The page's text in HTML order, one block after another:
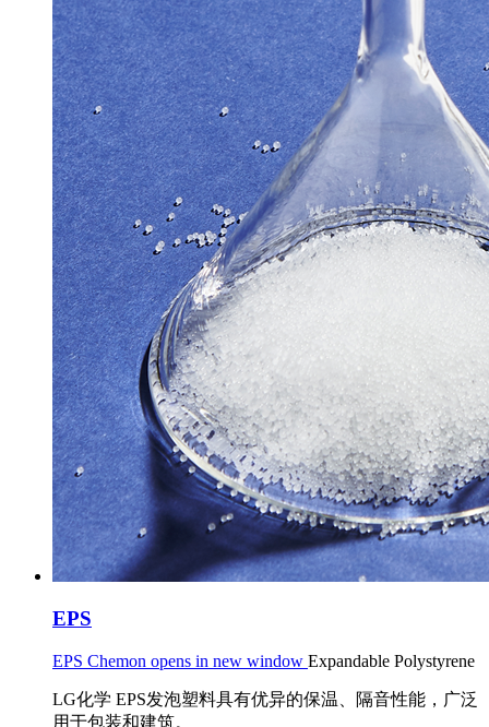
EPS
EPS Chemon opens in new window Expandable Polystyrene
LG化学 EPS发泡塑料具有优异的保温、隔音性能，广泛
用于包装和建筑。